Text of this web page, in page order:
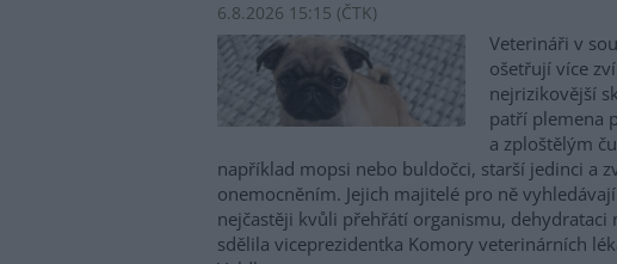
6.8.2026 15:15 (ČTK)
Veterináři v
ošetřují více
nejrizikovější
patří plemena
a zploštělým
například mopsi nebo buldočci, starší jedinci a
onemocněním. Jejich majitelé pro ně
nejčastěji kvůli přehřátí organismu, dehydrataci
sdělila viceprezidentka Komory veterinárních